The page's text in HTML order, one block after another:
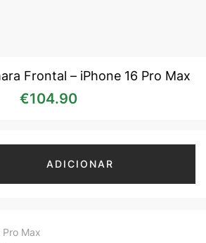
Frontal – iPhone 16 Pro Max
€104.90
ADICIONAR
Pro Max